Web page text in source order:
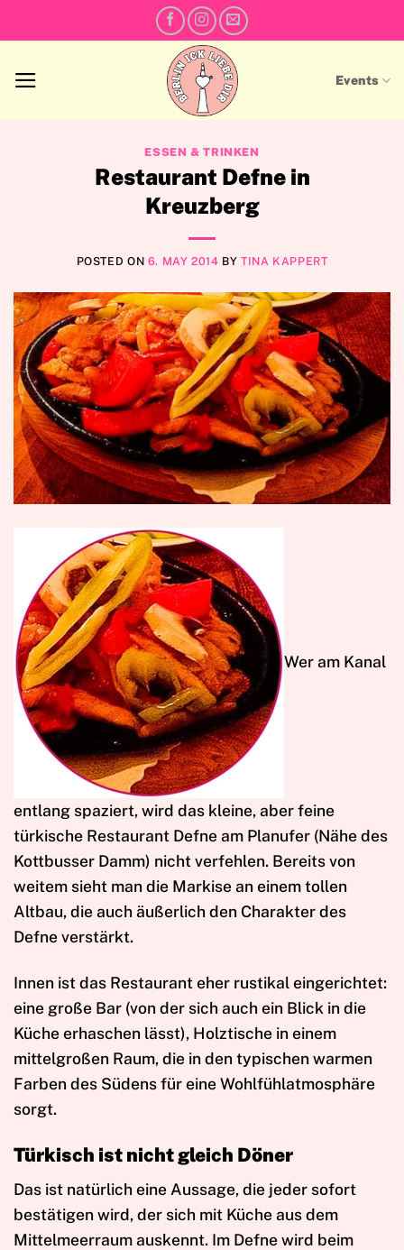
to
Events
ESSEN & TRINKEN
Restaurant Defne in
Kreuzberg
POSTED ON 6. MAY 2014 BYTINA KAPPERT
Wer am Kanal
entlang spaziert, wird das kleine, aber feine
türkische Restaurant Defne am Planufer (Nähe des
Kottbusser Damm) nicht verfehlen. Bereits von
weitem sieht man die Markise an einem tollen
Altbau, die auch äußerlich den Charakter des
Defne verstärkt.
Innen ist das Restaurant eher rustikal eingerichtet:
eine große Bar (von der sich auch ein Blick in die
Küche erhaschen lässt), Holztische in einem
mittelgroßen Raum, die in den typischen warmen
Farben des Südens für eine Wohlfühlatmosphäre
sorgt.
Türkisch ist nicht gleich Döner
Das ist natürlich eine Aussage, die jeder sofort
bestätigen wird, der sich mit Küche aus dem
Mittelmeerraum auskennt. Im Defne wird beim